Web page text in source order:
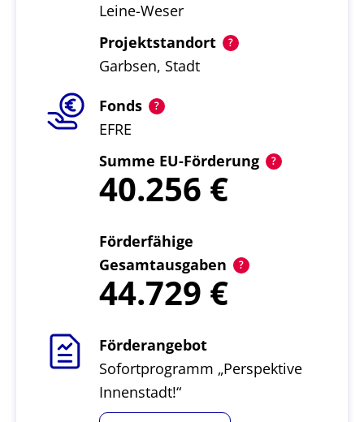
Leine-Weser
Projektstandort
Garbsen, Stadt
Fonds
EFRE
Summe EU-Förderung
40.256
Förderfähige
Gesamtausgaben
44.729
Förderangebot
Sofortprogramm „Perspektive
Innenstadt!“